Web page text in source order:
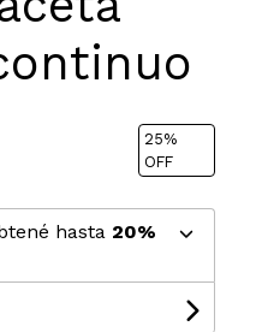
25%
OFF
hasta 20%